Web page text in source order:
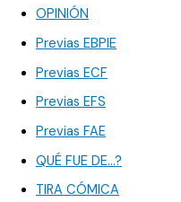
OPINIÓN
Previas EBPIE
Previas ECF
Previas EFS
Previas FAE
QUÉ FUE DE…?
TIRA CÓMICA